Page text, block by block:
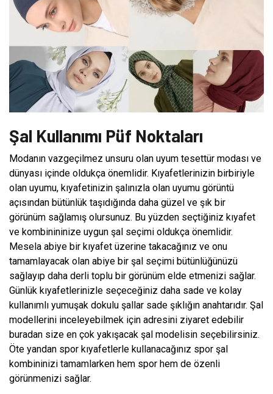
Şal Kullanımı Püf Noktaları
Modanın vazgeçilmez unsuru olan uyum tesettür modası ve
dünyası içinde oldukça önemlidir. Kıyafetlerinizin birbiriyle
olan uyumu, kıyafetinizin şalınızla olan uyumu görüntü
açısından bütünlük taşıdığında daha güzel ve şık bir
görünüm sağlamış olursunuz. Bu yüzden seçtiğiniz kıyafet
ve kombinininize uygun şal seçimi oldukça önemlidir.
Mesela abiye bir kıyafet üzerine takacağınız ve onu
tamamlayacak olan abiye bir şal seçimi bütünlüğünüzü
sağlayıp daha derli toplu bir görünüm elde etmenizi sağlar.
Günlük kıyafetlerinizle seçeceğiniz daha sade ve kolay
kullanımlı yumuşak dokulu şallar sade şıklığın anahtarıdır. Şal
modellerini inceleyebilmek için adresini ziyaret edebilir
buradan size en çok yakışacak şal modelisin seçebilirsiniz.
Öte yandan spor kıyafetlerle kullanacağınız spor şal
kombininizi tamamlarken hem spor hem de özenli
görünmenizi sağlar.